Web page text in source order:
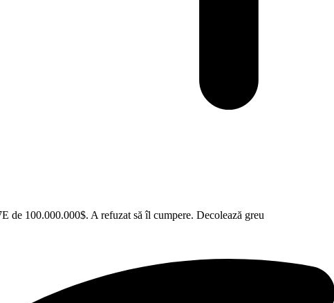
de 100.000.000$. A refuzat să îl cumpere. Decolează greu